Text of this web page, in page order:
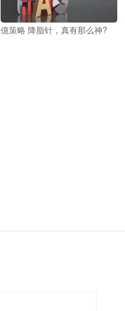
億策略 降脂针，真有那么神?